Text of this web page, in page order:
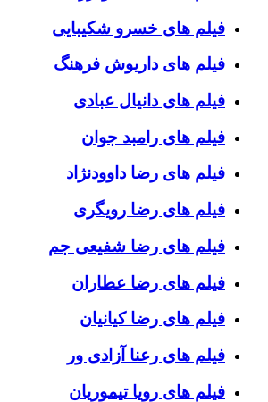
فیلم های خسرو شکیبایی
فیلم های داریوش فرهنگ
فیلم های دانیال عبادی
فیلم های رامبد جوان
فیلم های رضا داوودنژاد
فیلم های رضا رویگری
فیلم های رضا شفیعی جم
فیلم های رضا عطاران
فیلم های رضا کیانیان
فیلم های رعنا آزادی ور
فیلم های رویا تیموریان